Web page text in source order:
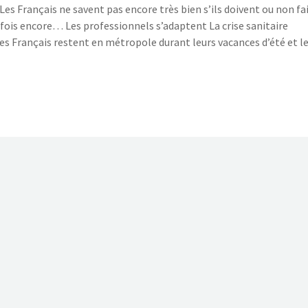
Français ne savent pas encore très bien s’ils doivent ou non
encore… Les professionnels s’adaptent La crise sanitaire
Français restent en métropole durant leurs vacances d’été et